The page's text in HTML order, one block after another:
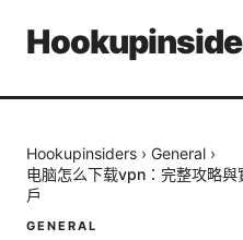
Hookupinsiders › General ›
电脑怎么下载vpn：完整攻略
戶
GENERAL